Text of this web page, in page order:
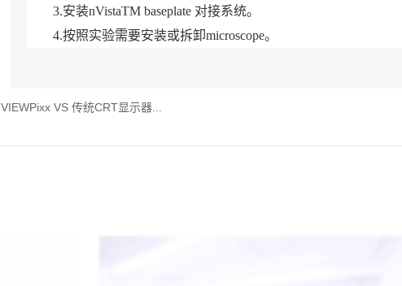
3.安装nVistaTM baseplate 对接系统。
4.按照实验需要安装或拆卸microscope。
VIEWPixx VS 传统CRT显示器...